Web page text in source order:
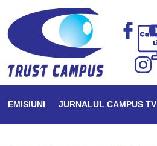
EMISIUNI JURNALUL CAMPUS TV